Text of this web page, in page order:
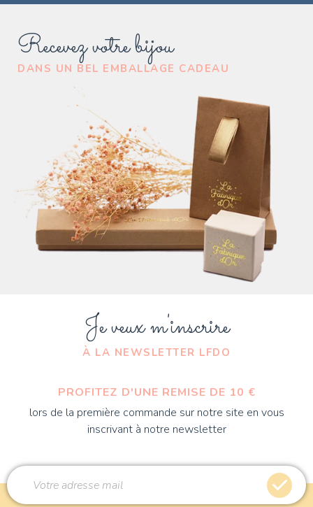
Recevez votre bijou
DANS UN BEL EMBALLAGE CADEAU
Je veux m'inscrire
À LA NEWSLETTER LFDO
PROFITEZ D'UNE REMISE DE 10 €
lors de la première commande sur notre site en vous
inscrivant à notre newsletter